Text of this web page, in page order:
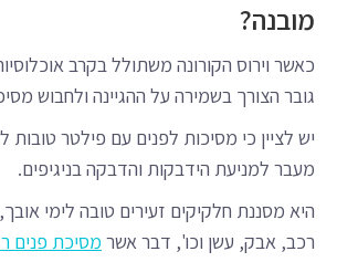
מובנה?
כאשר וירוס הקורונה משתולל בקרב
גובר הצורך בשמירה על ההגיינה ולחבוש
יש לציין כי מסיכות לפנים עם פילטר טובות
מעבר למניעת הידבקות והדבקה בניגיפים.
היא מסננת חלקיקים זעירים טובה לימי אובך,
רכב, אבק, עשן וכו', דבר אשר מסיכת פנים